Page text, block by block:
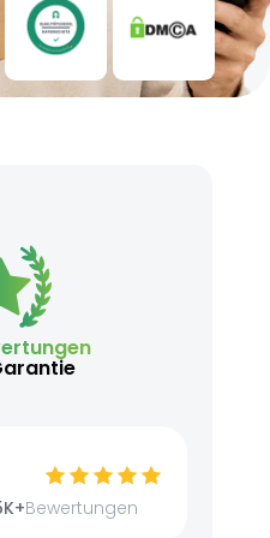
Bewertungen